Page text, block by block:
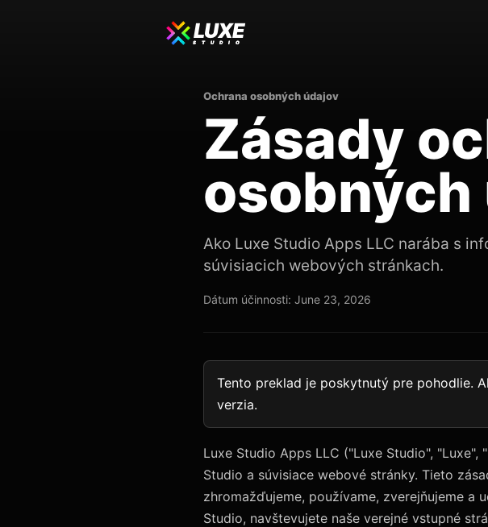
LUXE
STUDIO
Ochrana osobných údajov
Zásady
osobných
Ako Luxe Studio Apps LLC narába s
súvisiacich webových stránkach.
Dátum účinnosti: June 23, 2026
Tento preklad je poskytnutý pre pohodlie.
verzia.
Luxe Studio Apps LLC ("Luxe Studio",
Studio a súvisiace webové stránky. Tieto
zhromažďujeme, používame, zverejňujeme a
Studio, navštevujete naše verejné vstupné